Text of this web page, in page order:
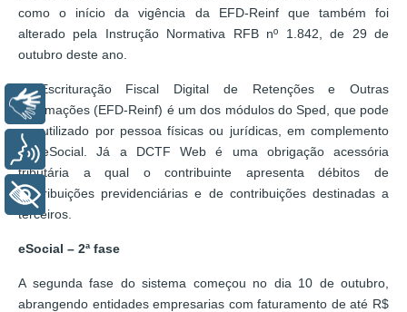
como o início da vigência da EFD-Reinf que também foi
alterado pela Instrução Normativa RFB nº 1.842, de 29 de
outubro deste ano.
A Escrituração Fiscal Digital de Retenções e Outras
Informações (EFD-Reinf) é um dos módulos do Sped, que pode
ser utilizado por pessoa físicas ou jurídicas, em complemento
ao eSocial. Já a DCTF Web é uma obrigação acessória
tributária a qual o contribuinte apresenta débitos de
contribuições previdenciárias e de contribuições destinadas a
terceiros.
eSocial – 2ª fase
A segunda fase do sistema começou no dia 10 de outubro,
abrangendo entidades empresarias com faturamento de até R$
Libras
Voz
+ Acessibilidade